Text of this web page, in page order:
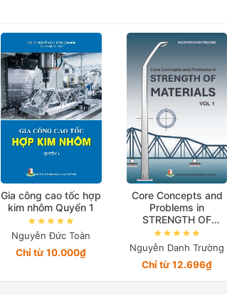
Gia công cao tốc hợp
kim nhôm Quyển 1
Nguyễn Đức Toàn
Chỉ từ 10.000₫
Core Concepts and
Problems in
STRENGTH OF
MATERIALS Vol 1
Nguyễn Danh Trường
Chỉ từ 12.696₫